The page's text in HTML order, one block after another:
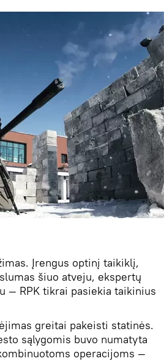
Įrengus optinį taikiklį,
šiuo atveju, ekspertų
— RPK tikrai pasiekia taikinius
greitai pakeisti statinės.
sąlygomis buvo numatyta
operacijoms —